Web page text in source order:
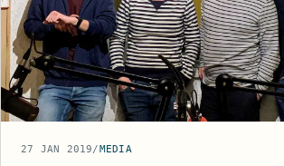
27 JAN 2019/MEDIA